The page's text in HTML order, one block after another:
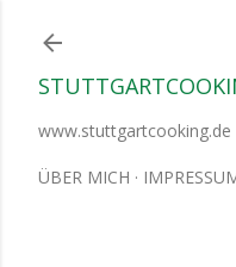
www.stuttgartcooking.de
ÜBER MICH